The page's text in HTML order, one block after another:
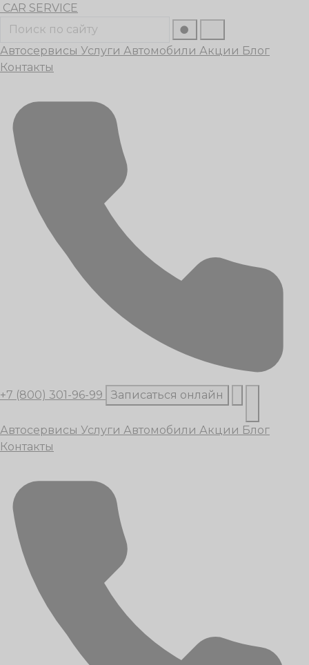
Перейти
CAR SERVICE
Поиск
Автосервисы Услуги Автомобили Акции Блог
Контакты
+7 (800) 301-96-99 Записаться онлайн
Автосервисы Услуги Автомобили Акции Блог
Контакты